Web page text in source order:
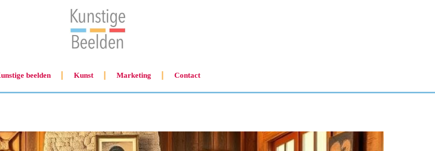
beelden Kunst Marketing Contact